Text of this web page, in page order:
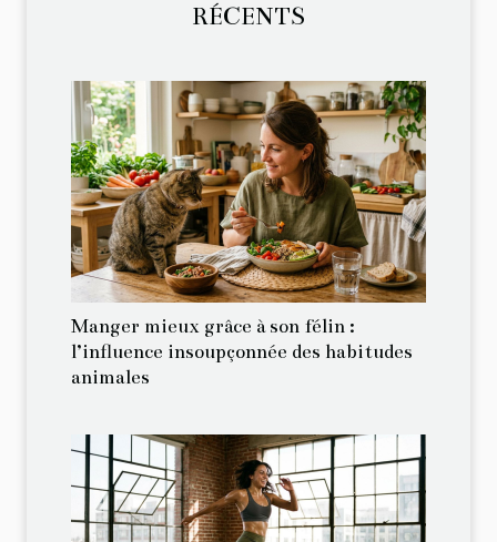
RÉCENTS
Manger mieux grâce à son félin :
l’influence insoupçonnée des habitudes
animales